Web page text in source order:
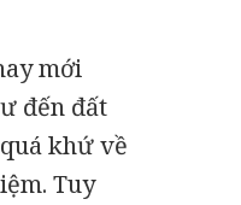
mới
đến đất
khứ về
Tuy